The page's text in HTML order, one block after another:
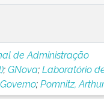
de Administração
;GNova;Laboratório
;Pomnitz, Arthur